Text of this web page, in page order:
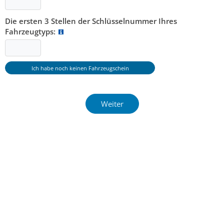
Die ersten 3 Stellen der Schlüsselnummer Ihres
Fahrzeugtyps: